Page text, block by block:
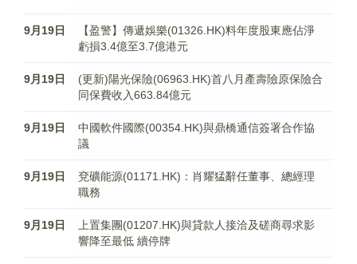
9月19日
【盈警】傳遞娛樂(01326.HK)料年度股東應佔淨
虧損3.4億至3.7億港元
9月19日
(更新)陽光保險(06963.HK)首八月產壽險原保險合
同保費收入663.84億元
9月19日
中國軟件國際(00354.HK)與鼎橋通信簽署合作協
議
9月19日
兗礦能源(01171.HK)：肖耀猛辭任董事、總經理
職務
9月19日
上置集團(01207.HK)與貸款人接洽及磋商尋求影
響降至最低 續停牌